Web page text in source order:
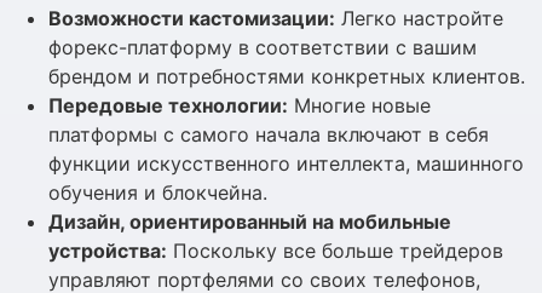
Возможности кастомизации: Легко настройте
форекс-платформу в соответствии с вашим
брендом и потребностями конкретных клиентов.
Передовые технологии: Многие новые
платформы с самого начала включают в себя
функции искусственного интеллекта, машинного
обучения и блокчейна.
Дизайн, ориентированный на мобильные
устройства: Поскольку все больше трейдеров
управляют портфелями со своих телефонов,